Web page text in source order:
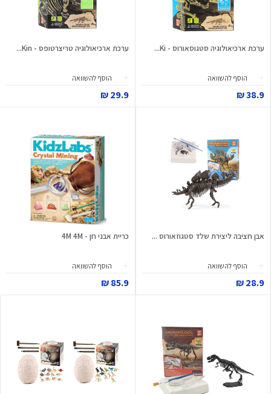
ערכת ארכיאולוגיה סטגוסאורוס - Ki...
הוסף להשוואה
38.9 ₪
ערכת ארכיאולוגיה טריצרטופס - Kin...
הוסף להשוואה
29.9 ₪
אבן חציבה ליצירת שלד סטגוזאורוס ...
הוסף להשוואה
28.9 ₪
כריית אבני חן - 4M 4M
הוסף להשוואה
85.9 ₪